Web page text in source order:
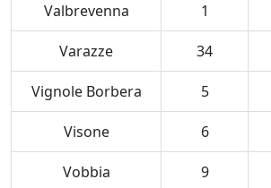
Valbrevenna 1
Varazze 34
Vignole Borbera 5
Visone 6
Vobbia 9